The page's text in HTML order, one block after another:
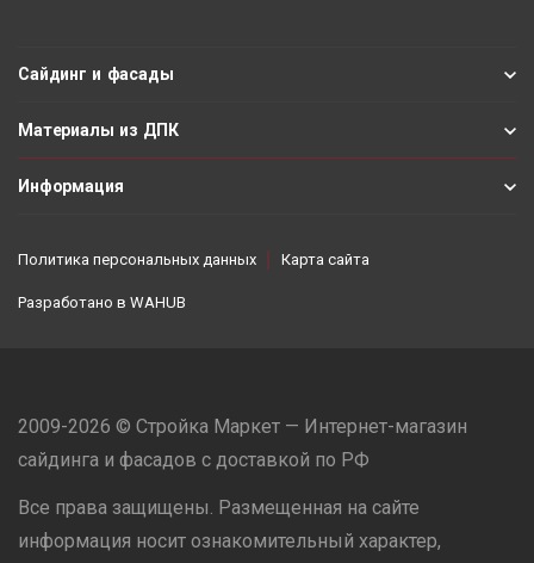
Сайдинг и фасады
Материалы из ДПК
Информация
Политика персональных данных Карта сайта
Разработано в WAHUB
2009-2026 © Стройка Маркет — Интернет-магазин
сайдинга и фасадов с доставкой по РФ
Все права защищены. Размещенная на сайте
информация носит ознакомительный характер,